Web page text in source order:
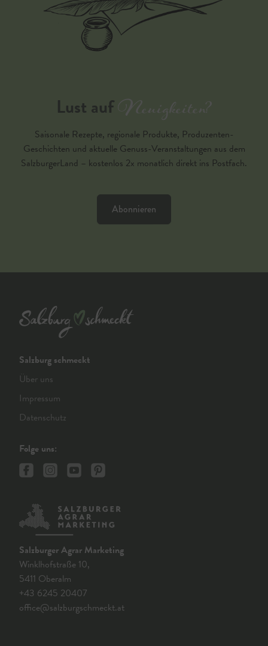
Lust aufNeuigkeiten?
Saisonale Rezepte, regionale Produkte, Produzenten-
Geschichten und aktuelle Genuss-Veranstaltungen aus dem
SalzburgerLand – kostenlos 2x monatlich direkt ins Postfach.
Abonnieren
Salzburg schmeckt
Über uns
Impressum
Datenschutz
Folge uns:
Salzburger Agrar Marketing
Winklhofstraße 10,
5411 Oberalm
+43 6245 20407
office@salzburgschmeckt.at